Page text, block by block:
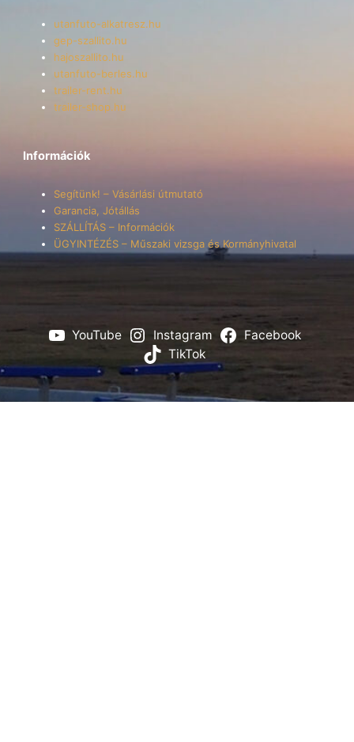
utanfuto-alkatresz.hu
gep-szallito.hu
hajoszallito.hu
utanfuto-berles.hu
trailer-rent.hu
trailer-shop.hu
Információk
Segítünk! – Vásárlási útmutató
Garancia, Jótállás
SZÁLLÍTÁS – Információk
ÜGYINTÉZÉS – Műszaki vizsga és Kormányhivatal
YouTube Instagram
Facebook
TikTok